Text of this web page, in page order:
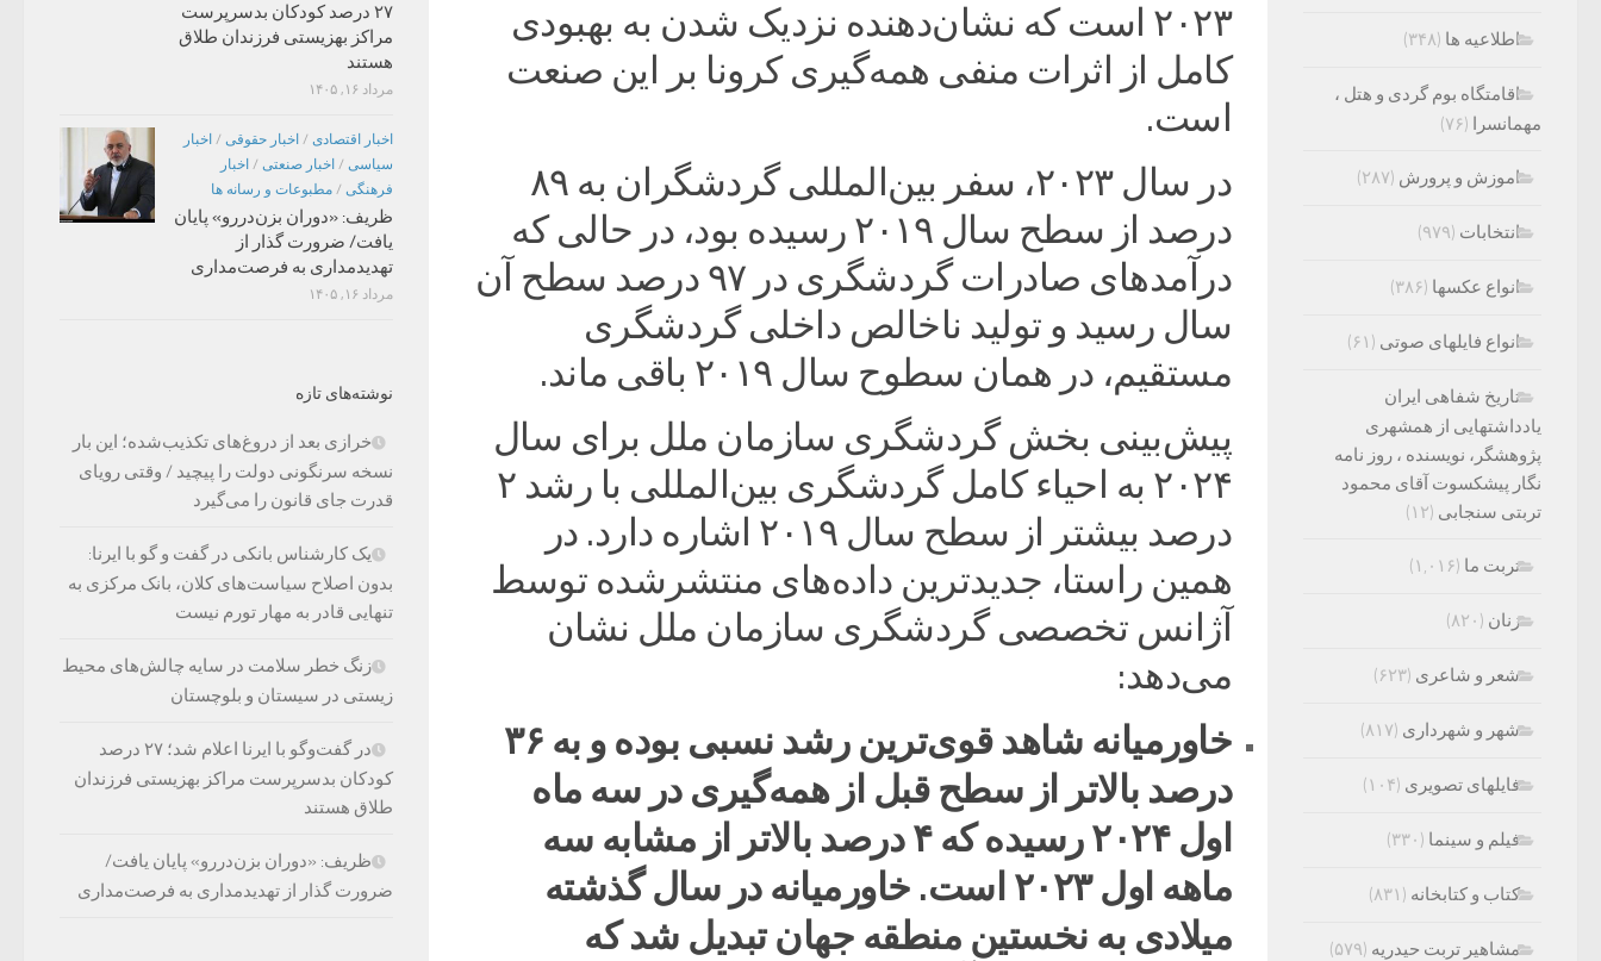
۲۰۲۳ است که نشان‌دهنده نزدیک شدن به بهبودی
کامل از اثرات منفی همه‌گیری کرونا بر این صنعت
است.
در سال ۲۰۲۳، سفر بین‌المللی گردشگران به ۸۹
درصد از سطح سال ۲۰۱۹ رسیده بود، در حالی که
درآمدهای صادرات گردشگری در ۹۷ درصد سطح آن
سال رسید و تولید ناخالص داخلی گردشگری
مستقیم، در همان سطوح سال ۲۰۱۹ باقی ماند.
پیش‌بینی بخش گردشگری سازمان ملل برای سال
۲۰۲۴ به احیاء کامل گردشگری بین‌المللی با رشد ۲
درصد بیشتر از سطح سال ۲۰۱۹ اشاره دارد. در
همین راستا، جدیدترین داده‌های منتشرشده توسط
آژانس تخصصی گردشگری سازمان ملل نشان
می‌دهد:
خاورمیانه شاهد قوی‌ترین رشد نسبی بوده و به ۳۶
درصد بالاتر از سطح قبل از همه‌گیری در سه ماه
اول ۲۰۲۴ رسیده که ۴ درصد بالاتر از مشابه سه
ماهه اول ۲۰۲۳ است. خاورمیانه در سال گذشته
میلادی به نخستین منطقه جهان تبدیل شد که
۲۷ درصد کودکان بدسرپرست
مراکز بهزیستی فرزندان طلاق
هستند
مرداد ۱۶, ۱۴۰۵
اخبار اقتصادی / اخبار حقوقی / اخبار
سیاسی / اخبار صنعتی / اخبار
فرهنگی / مطبوعات و رسانه ها
ظریف: «دوران بزن‌دررو» پایان
یافت/ ضرورت گذار از
تهدیدمداری به فرصت‌مداری
مرداد ۱۶, ۱۴۰۵
نوشته‌های تازه
خرازی بعد از دروغ‌های تکذیب‌شده؛ این بار
نسخه سرنگونی دولت را پیچید / وقتی رویای
قدرت جای قانون را می‌گیرد
یک کارشناس بانکی در گفت و گو با ایرنا:
بدون اصلاح سیاست‌های کلان، بانک مرکزی به
تنهایی قادر به مهار تورم نیست
زنگ خطر سلامت در سایه چالش‌های محیط
زیستی در سیستان و بلوچستان
در گفت‌وگو با ایرنا اعلام شد؛ ۲۷ درصد
کودکان بدسرپرست مراکز بهزیستی فرزندان
طلاق هستند
ظریف: «دوران بزن‌دررو» پایان یافت/
ضرورت گذار از تهدیدمداری به فرصت‌مداری
اطلاعیه ها (۳۴۸)
اقامتگاه بوم گردی و هتل ،
مهمانسرا (۷۶)
اموزش و پرورش (۲۸۷)
انتخابات (۹۷۹)
انواع عکسها (۳۸۶)
انواع فایلهای صوتی (۶۱)
تاریخ شفاهی ایران
یادداشتهایی از همشهری
پژوهشگر، نویسنده ، روز نامه
نگار پیشکسوت آقای محمود
تربتی سنجابی (۱۲)
تربت ما (۱,۰۱۶)
زنان (۸۲۰)
شعر و شاعری (۶۲۳)
شهر و شهرداری (۸۱۷)
فایلهای تصویری (۱۰۴)
فیلم و سینما (۳۳۰)
کتاب و کتابخانه (۸۳۱)
مشاهیر تربت حیدریه (۵۷۹)